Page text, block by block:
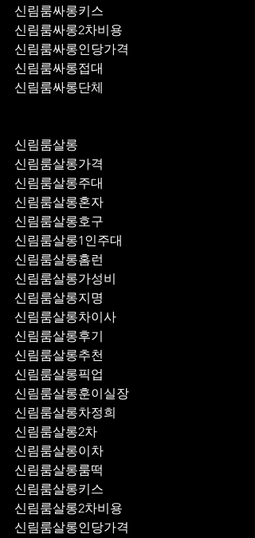
신림룸싸롱키스
신림룸싸롱2차비용
신림룸싸롱인당가격
신림룸싸롱접대
신림룸싸롱단체
신림룸살롱
신림룸살롱가격
신림룸살롱주대
신림룸살롱혼자
신림룸살롱호구
신림룸살롱1인주대
신림룸살롱홈런
신림룸살롱가성비
신림룸살롱지명
신림룸살롱차이사
신림룸살롱후기
신림룸살롱추천
신림룸살롱훈이실장
신림룸살롱차정희
신림룸살롱2차
신림룸살롱이차
신림룸살롱룸떡
신림룸살롱키스
신림룸살롱2차비용
신림룸살롱인당가격